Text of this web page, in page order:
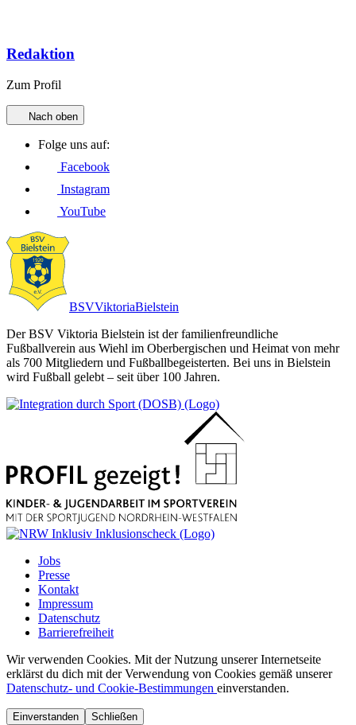
Redaktion
Zum Profil
Nach oben
Folge uns auf:
Facebook
Instagram
YouTube
BSVViktoriaBielstein
Der BSV Viktoria Bielstein ist der familienfreundliche
Fußballverein aus Wiehl im Oberbergischen und Heimat von mehr
als 700 Mitgliedern und Fußballbegeisterten. Bei uns in Bielstein
wird Fußball gelebt – seit über 100 Jahren.
Jobs
Presse
Kontakt
Impressum
Datenschutz
Barrierefreiheit
Wir verwenden Cookies. Mit der Nutzung unserer Internetseite
erklärst du dich mit der Verwendung von Cookies gemäß unserer
Datenschutz- und Cookie-Bestimmungen einverstanden.
Einverstanden Schließen